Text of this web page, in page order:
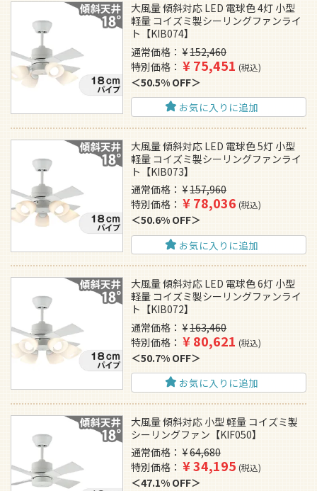
大風量 傾斜対応 LED 電球色 4灯 小型
軽量 コイズミ製シーリングファンライ
ト【KIB074】
通常価格
¥152,460
特別価格
¥75,451 税込
50.5% OFF
お気に入りに追加
大風量 傾斜対応 LED 電球色 5灯 小型
軽量 コイズミ製シーリングファンライ
ト【KIB073】
通常価格
¥157,960
特別価格
¥78,036 税込
50.6% OFF
お気に入りに追加
大風量 傾斜対応 LED 電球色 6灯 小型
軽量 コイズミ製シーリングファンライ
ト【KIB072】
通常価格
¥163,460
特別価格
¥80,621 税込
50.7% OFF
お気に入りに追加
大風量 傾斜対応 小型 軽量 コイズミ製
シーリングファン【KIF050】
通常価格
¥64,680
特別価格
¥34,195 税込
47.1% OFF